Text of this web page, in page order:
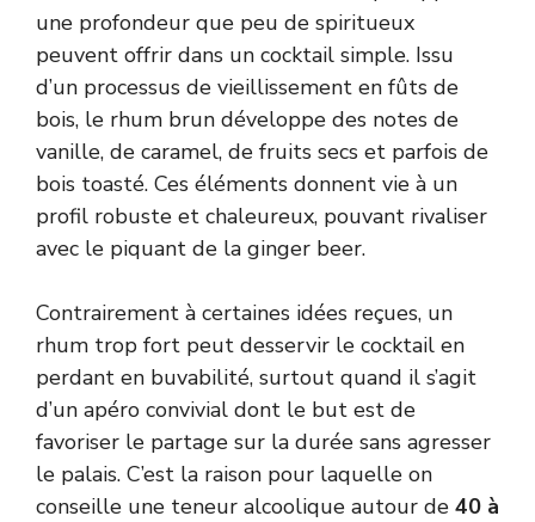
une profondeur que peu de spiritueux
peuvent offrir dans un cocktail simple. Issu
d’un processus de vieillissement en fûts de
bois, le rhum brun développe des notes de
vanille, de caramel, de fruits secs et parfois de
bois toasté. Ces éléments donnent vie à un
profil robuste et chaleureux, pouvant rivaliser
avec le piquant de la ginger beer.
Contrairement à certaines idées reçues, un
rhum trop fort peut desservir le cocktail en
perdant en buvabilité, surtout quand il s’agit
d’un apéro convivial dont le but est de
favoriser le partage sur la durée sans agresser
le palais. C’est la raison pour laquelle on
conseille une teneur alcoolique autour de 40 à